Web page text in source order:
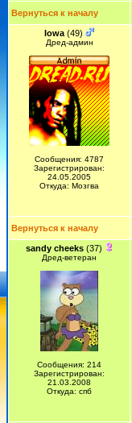
Вернуться к началу
Iowa (49)
Дред-админ
Сообщения: 4787
Зарегистрирован:
24.05.2005
Откуда: Мозгва
Вернуться к началу
sandy cheeks(37)
Дред-ветеран
Сообщения: 214
Зарегистрирован:
21.03.2008
Откуда: спб